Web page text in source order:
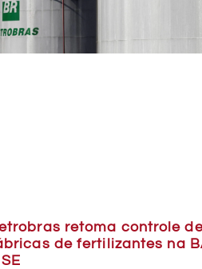
retoma controle
de fertilizantes na